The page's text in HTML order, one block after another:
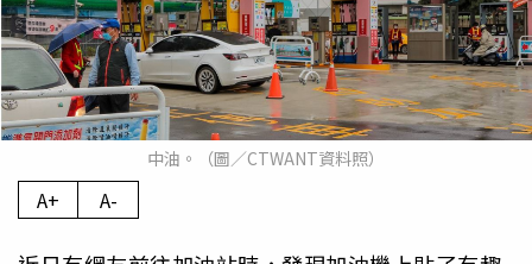
中油。（圖／CTWANT資料照）
A+ A-